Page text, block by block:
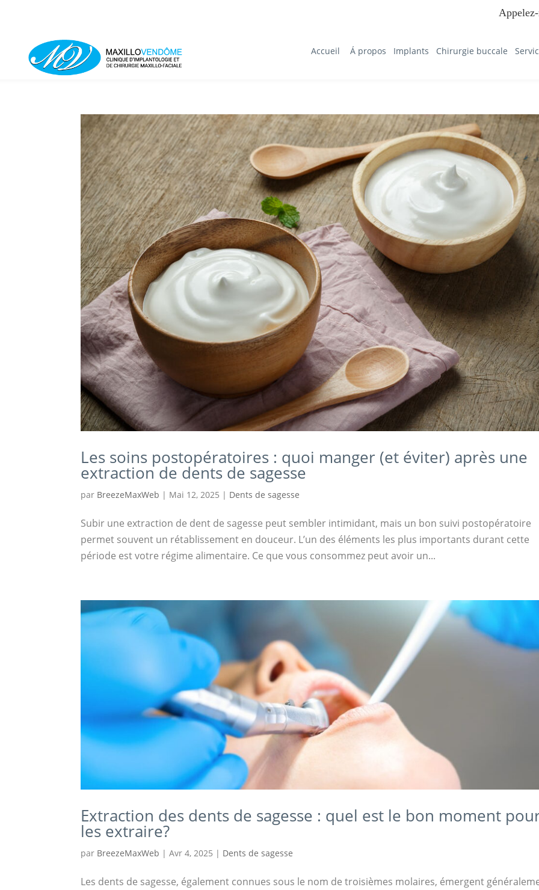
Accueil Á propos Implants Chirurgie buccale
Les soins postopératoires : quoi manger (et éviter) après une
extraction de dents de sagesse
par BreezeMaxWeb | Mai 12, 2025 | Dents de sagesse
Subir une extraction de dent de sagesse peut sembler intimidant, mais un bon suivi postopératoire
permet souvent un rétablissement en douceur. L’un des éléments les plus importants durant cette
période est votre régime alimentaire. Ce que vous consommez peut avoir un...
Extraction des dents de sagesse : quel est le bon moment
les extraire?
par BreezeMaxWeb |Avr 4, 2025 | Dents de sagesse
Les dents de sagesse, également connues sous le nom de troisièmes molaires, émergent